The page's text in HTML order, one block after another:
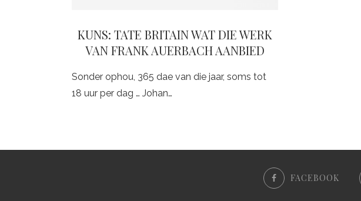
KUNS: TATE BRITAIN WAT DIE WERK
VAN FRANK AUERBACH AANBIED
Sonder ophou, 365 dae van die jaar, soms tot
18 uur per dag … Johan…
FACEBOOK